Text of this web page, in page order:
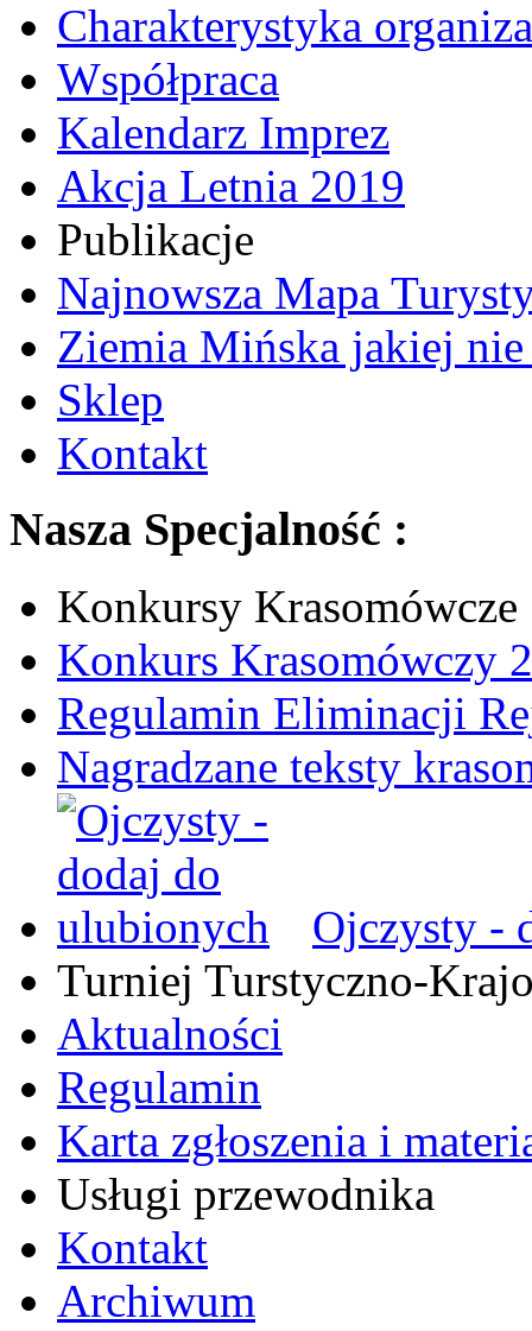
Charakterystyka
Współpraca
Kalendarz Imprez
Akcja Letnia 2019
Publikacje
Najnowsza Mapa
Ziemia Mińska jakiej nie
Sklep
Kontakt
Nasza Specjalność :
Konkursy Krasomówcze
Konkurs Krasomówczy
Regulamin Eliminacji
Nagradzane teksty
Ojczysty -
Turniej Turstyczno-
Aktualności
Regulamin
Karta zgłoszenia i
Usługi przewodnika
Kontakt
Archiwum